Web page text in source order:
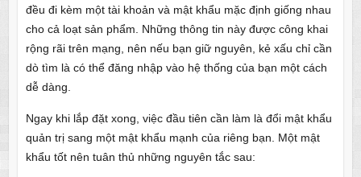
đều đi kèm một tài khoản và mật khẩu mặc định giống nhau
cho cả loạt sản phẩm. Những thông tin này được công khai
rộng rãi trên mạng, nên nếu bạn giữ nguyên, kẻ xấu chỉ cần
dò tìm là có thể đăng nhập vào hệ thống của bạn một cách
dễ dàng.
Ngay khi lắp đặt xong, việc đầu tiên cần làm là đổi mật khẩu
quản trị sang một mật khẩu mạnh của riêng bạn. Một mật
khẩu tốt nên tuân thủ những nguyên tắc sau: